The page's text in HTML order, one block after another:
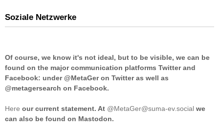
Soziale Netzwerke
Of course, we know it's not ideal, but to be visible, we can be
found on the major communication platforms Twitter and
Facebook: under @MetaGer on Twitter as well as
@metagersearch on Facebook.
Here our current statement. At @MetaGer@suma-ev.social we
can also be found on Mastodon.